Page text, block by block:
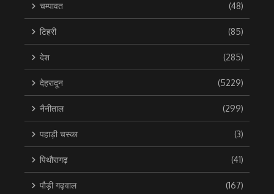
चम्पावत (48)
टिहरी (85)
देश (285)
देहरादून (5229)
नैनीताल (299)
पहाड़ी चस्का (3)
पिथौरागढ़ (41)
पौड़ी गढ़वाल (167)